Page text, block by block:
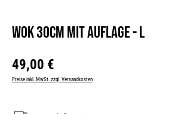
Wok 30cm mit Auflage - L
Regulärer Preis:
49,00 €
Preise inkl. MwSt. zzgl. Versandkosten